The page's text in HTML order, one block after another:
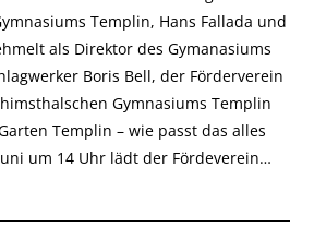
Templin, Hans Fallada und
als Direktor des Gymanasiums
Boris Bell, der Förderverein
Gymnasiums Templin
Templin – wie passt das alles
um 14 Uhr lädt der Fördeverein…